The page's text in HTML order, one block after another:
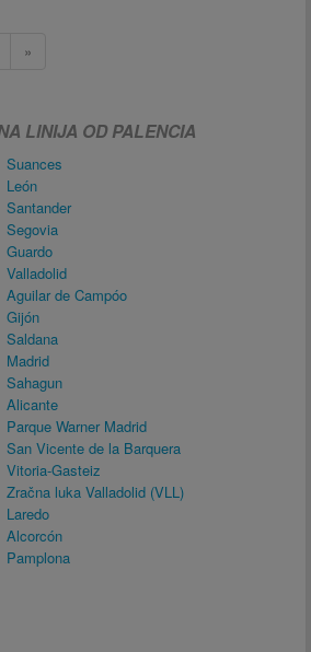
»
LINIJA OD PALENCIA
León
de Campóo
Gijón
Alicante
Warner Madrid
Vicente de la Barquera
Gasteiz
luka Valladolid (VLL)